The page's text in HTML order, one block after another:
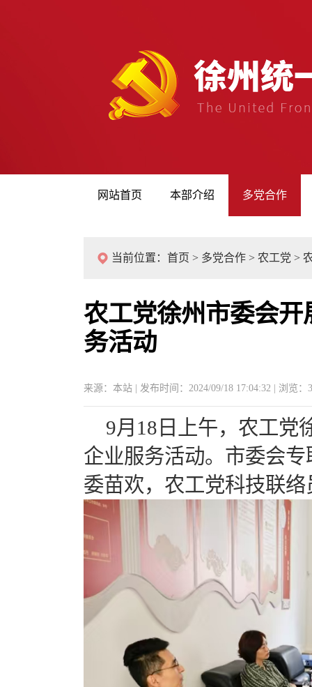
网站首页 本部介绍 多党合作
当前位置： 首页 > 多党合作 > 农工党 >
农工党徐州市委会
务活动
来源：本站 | 发布时间：2024/09/18 17:04:32 | 浏览：
9月18日上午，农工党
企业服务活动。市委会
委苗欢，农工党科技联